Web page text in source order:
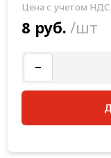
Цена с учетом НДС
8 руб. /шт